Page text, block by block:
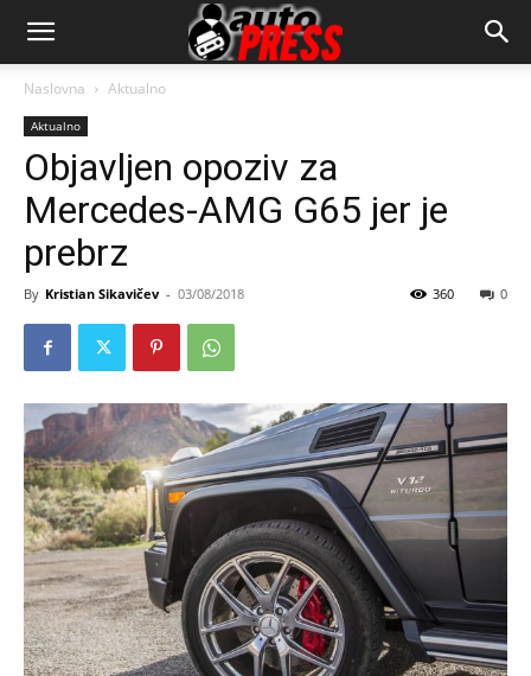
AutopressHR
Naslovna Aktualno
Aktualno
Objavljen opoziv za
Mercedes-AMG G65 jer je
prebrz
By Kristian Sikavičev - 03/08/2018 0
360